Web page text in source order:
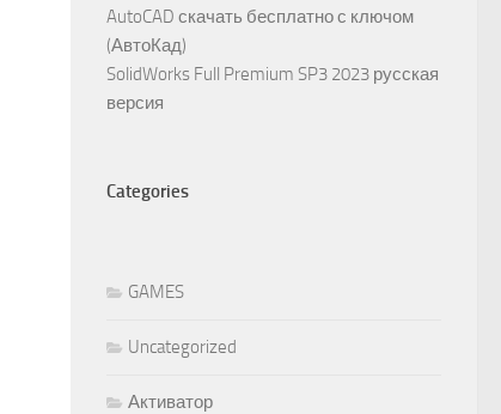
AutoCAD скачать бесплатно с ключом
(АвтоКад)
SolidWorks Full Premium SP3 2023 русская
версия
Categories
GAMES
Uncategorized
Активатор